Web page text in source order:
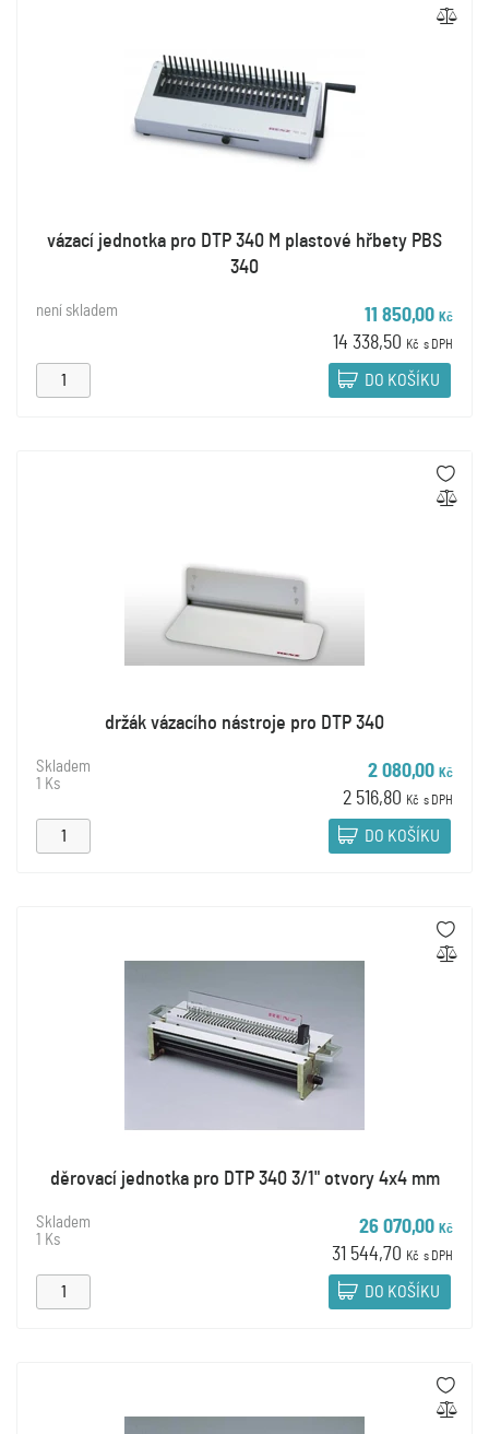
vázací jednotka pro DTP 340 M plastové hřbety PBS
340
není skladem 11 850,00 Kč
14 338,50 Kč s DPH
DO KOŠÍKU
držák vázacího nástroje pro DTP 340
Skladem
1 Ks
2 080,00 Kč
2 516,80 Kč s DPH
DO KOŠÍKU
děrovací jednotka pro DTP 340 3/1" otvory 4x4 mm
Skladem
1 Ks
26 070,00 Kč
31 544,70 Kč s DPH
DO KOŠÍKU